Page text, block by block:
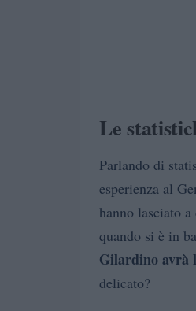
Le
Parlando di
esperienza al
hanno lasciato
quando si è in
Gilardino avrà
delicato?